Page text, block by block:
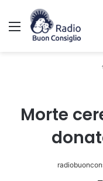
Menu
Morte